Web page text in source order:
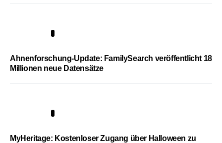
Ahnenforschung-Update: FamilySearch veröffentlicht 18
Millionen neue Datensätze
MyHeritage: Kostenloser Zugang über Halloween zu